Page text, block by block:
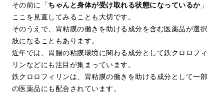
その前に「ちゃんと身体が受け取れる状態になっているか」
ここを見直してみることも大切です。
そのうえで、胃粘膜の働きを助ける成分を含む医薬品が選択
肢になることもあります。
近年では、胃腸の粘膜環境に関わる成分として鉄クロロフィ
リンなどにも注目が集まっています。
鉄クロロフィリンは、胃粘膜の働きを助ける成分として一部
の医薬品にも配合されています。